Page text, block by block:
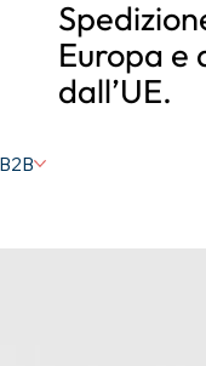
B2B
Europa e
dall’UE.